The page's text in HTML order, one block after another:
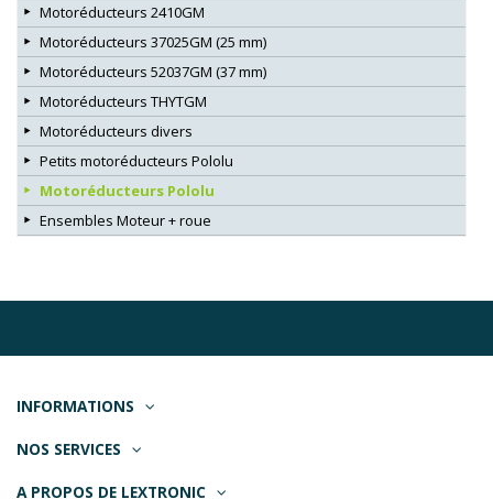
Motoréducteurs 2410GM
Motoréducteurs 37025GM (25 mm)
Motoréducteurs 52037GM (37 mm)
Motoréducteurs THYTGM
Motoréducteurs divers
Petits motoréducteurs Pololu
Motoréducteurs Pololu
Ensembles Moteur + roue
INFORMATIONS
NOS SERVICES
A PROPOS DE LEXTRONIC